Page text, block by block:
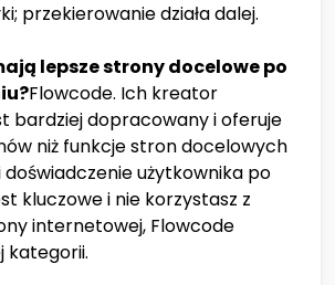
przekierowanie działa dalej.
lepsze strony docelowe po
Flowcode. Ich kreator
bardziej dopracowany i oferuje
niż funkcje stron docelowych
doświadczenie użytkownika po
kluczowe i nie korzystasz z
internetowej, Flowcode
kategorii.